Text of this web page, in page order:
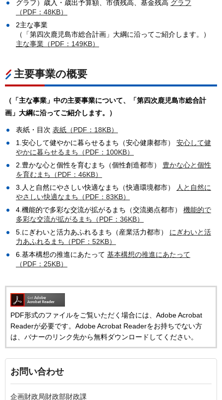
グラフ）歳入・歳出予算額、市債残高、基金残高 グラフ
（PDF：48KB）
2主な事業
（「第四次鹿児島市総合計画」大綱に沿ってご紹介します。）
主な事業（PDF：149KB）
主要事業の概要
（「主な事業」中の主要事業について、「第四次鹿児島市総合計
画」大綱に沿ってご紹介します。）
表紙・目次 表紙（PDF：18KB）
1.安心して健やかに暮らせるまち（安心健康都市） 安心して健
やかに暮らせるまち（PDF：100KB）
2.豊かな心と個性を育むまち（個性創造都市） 豊かな心と個性
を育むまち（PDF：46KB）
3.人と自然にやさしい快適なまち（快適環境都市）
人と自然に
やさしい快適なまち（PDF：83KB）
4.機能的で多彩な交流が拡がるまち（交流拠点都市） 機能的で
多彩な交流が拡がるまち（PDF：36KB）
5.にぎわいと活力あふれるまち（産業活力都市） にぎわいと活
力あふれるまち（PDF：52KB）
6.基本構想の推進にあたって 基本構想の推進にあたって
（PDF：25KB）
PDF形式のファイルをご覧いただく場合には、Adobe Acrobat
Readerが必要です。Adobe Acrobat Readerをお持ちでない方
は、バナーのリンク先から無料ダウンロードしてください。
お問い合わせ
企画財政局財政部財政課